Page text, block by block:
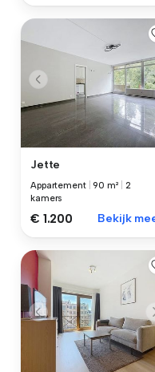
Jette
Appartement |90 m²
2
kamers
€ 1.200 Bekijk